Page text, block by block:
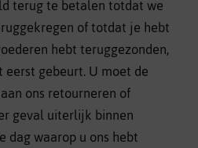
terug te betalen totdat we
of totdat je hebt
hebt teruggezonden,
gebeurt. U moet de
ons retourneren of
geval uiterlijk binnen
dag waarop u ons hebt